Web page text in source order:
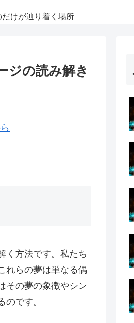
けが辿り着く場所
ジの読み解き
く方法です。私たち
れらの夢は単なる偶
その夢の象徴やシン
です。